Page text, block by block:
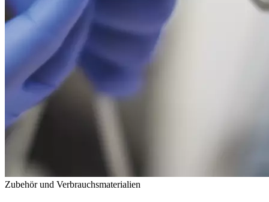
Zubehör und Verbrauchsmaterialien